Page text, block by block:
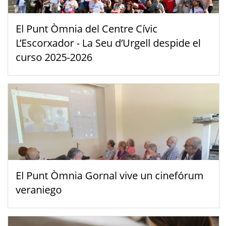
El Punt Òmnia del Centre Cívic
L’Escorxador - La Seu d’Urgell despide el
curso 2025-2026
El Punt Òmnia Gornal vive un cinefórum
veraniego